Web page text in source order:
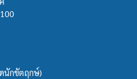
นักขัตฤกษ์)